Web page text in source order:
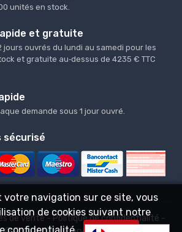
unités en stock.
et gratuite
jours ouvrés du lundi au samedi pour les
et gratuite au‑dessus de 4235 € TTC
demande sous 1 jour ouvré.
sécurisé
de vente-Politique de confidentialité -
votre navigation sur ce site, vous
de cookies suivant notre